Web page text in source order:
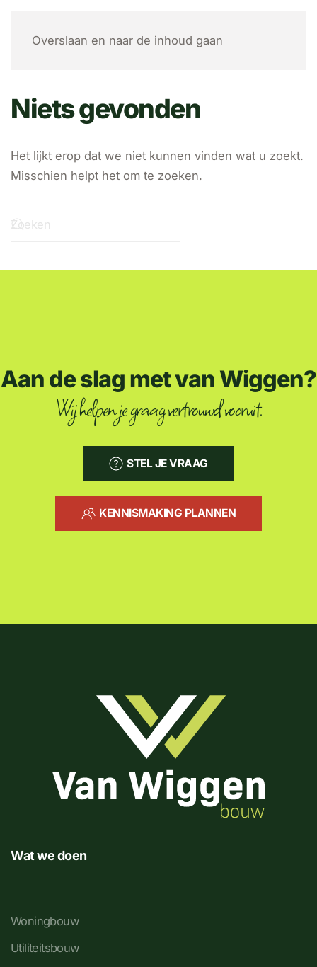
Overslaan en naar de inhoud gaan
Niets gevonden
Het lijkt erop dat we niet kunnen vinden wat u zoekt.
Misschien helpt het om te zoeken.
Aan de slag met van Wiggen?
Wij helpen je graag vertrouwd vooruit.
STEL JE VRAAG
KENNISMAKING PLANNEN
Wat we doen
Woningbouw
Utiliteitsbouw